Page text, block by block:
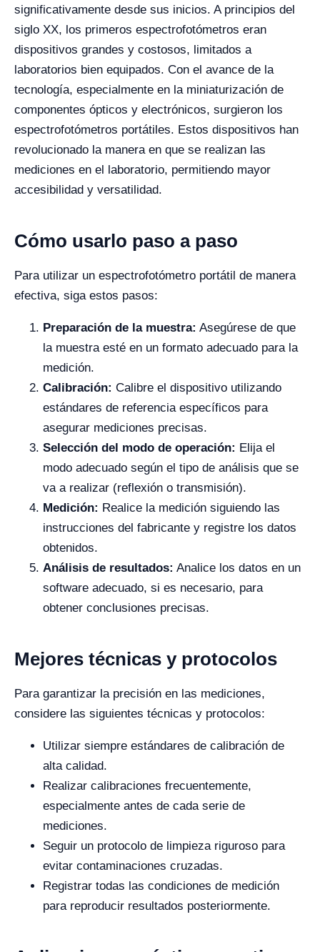
significativamente desde sus inicios. A principios del
siglo XX, los primeros espectrofotómetros eran
dispositivos grandes y costosos, limitados a
laboratorios bien equipados. Con el avance de la
tecnología, especialmente en la miniaturización de
componentes ópticos y electrónicos, surgieron los
espectrofotómetros portátiles. Estos dispositivos han
revolucionado la manera en que se realizan las
mediciones en el laboratorio, permitiendo mayor
accesibilidad y versatilidad.
Cómo usarlo paso a paso
Para utilizar un espectrofotómetro portátil de manera
efectiva, siga estos pasos:
Preparación de la muestra: Asegúrese de que
la muestra esté en un formato adecuado para la
medición.
Calibración: Calibre el dispositivo utilizando
estándares de referencia específicos para
asegurar mediciones precisas.
Selección del modo de operación: Elija el
modo adecuado según el tipo de análisis que se
va a realizar (reflexión o transmisión).
Medición: Realice la medición siguiendo las
instrucciones del fabricante y registre los datos
obtenidos.
Análisis de resultados: Analice los datos en un
software adecuado, si es necesario, para
obtener conclusiones precisas.
Mejores técnicas y protocolos
Para garantizar la precisión en las mediciones,
considere las siguientes técnicas y protocolos:
Utilizar siempre estándares de calibración de
alta calidad.
Realizar calibraciones frecuentemente,
especialmente antes de cada serie de
mediciones.
Seguir un protocolo de limpieza riguroso para
evitar contaminaciones cruzadas.
Registrar todas las condiciones de medición
para reproducir resultados posteriormente.